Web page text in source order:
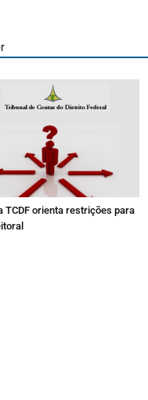
TCDF orienta restrições para